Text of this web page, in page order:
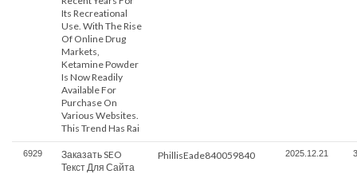
Its Recreational
Use. With The Rise
Of Online Drug
Markets,
Ketamine Powder
Is Now Readily
Available For
Purchase On
Various Websites.
This Trend Has Rai
6929
Заказать SEO
Текст Для Сайта
PhillisEade840059840 2025.12.21